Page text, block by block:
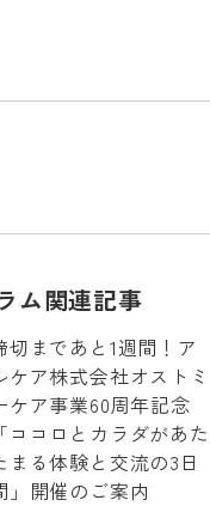
ム関連記事
切まであと1週間！ア
ケア株式会社オストミ
ケア事業60周年記念
「ココロとカラダがあた
まる体験と交流の3日
」開催のご案内